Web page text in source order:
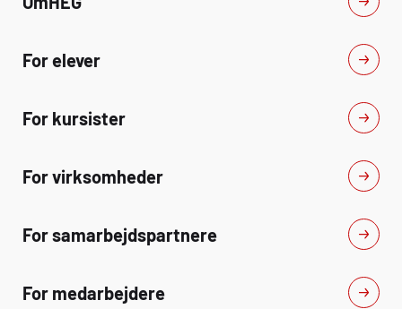
For elever
For kursister
For virksomheder
For samarbejdspartnere
For medarbejdere